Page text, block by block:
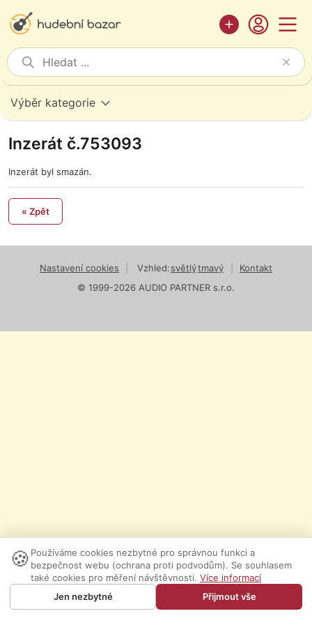
Výběr kategorie
Inzerát č.753093
Inzerát byl smazán.
« Zpět
Nastavení cookies Vzhled:světlýtmavý
Kontakt
© 1999-2026 AUDIO PARTNER s.r.o.
🍪 Používáme cookies nezbytné pro správnou funkci a
bezpečnost webu (ochrana proti podvodům). Se souhlasem
také cookies pro měření návštěvnosti. Více informací
Jen nezbytné
Přijmout vše